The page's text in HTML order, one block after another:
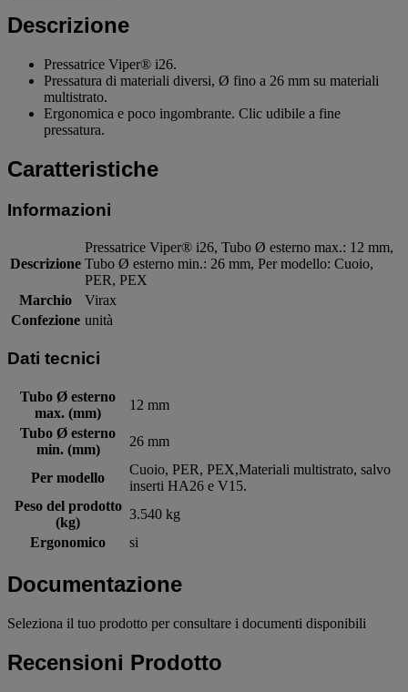
Descrizione
Pressatrice Viper® i26.
Pressatura di materiali diversi, Ø fino a 26 mm su materiali
multistrato.
Ergonomica e poco ingombrante. Clic udibile a fine
pressatura.
Caratteristiche
Informazioni
Descrizione
Pressatrice Viper® i26, Tubo Ø esterno max.: 12 mm,
Tubo Ø esterno min.: 26 mm, Per modello: Cuoio,
PER, PEX
Marchio
Virax
Confezione unità
Dati tecnici
Tubo Ø esterno
max. (mm)
12 mm
Tubo Ø esterno
min. (mm)
26 mm
Per modello
Cuoio, PER, PEX,Materiali multistrato, salvo
inserti HA26 e V15.
Peso del prodotto
(kg)
3.540 kg
Ergonomico
si
Documentazione
Seleziona il tuo prodotto per consultare i documenti disponibili
Recensioni Prodotto